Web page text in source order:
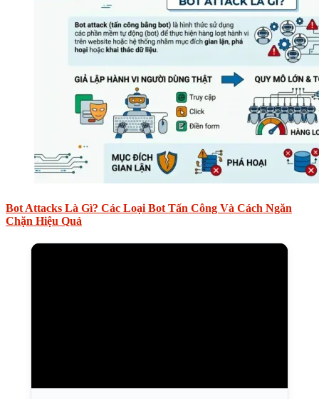
Bot Attacks Là Gì? Các Loại Bot Tấn Công Và Cách Ngăn
Chặn Hiệu Quả